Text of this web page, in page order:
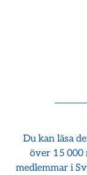
Du kan läsa
över 15 000
medlemmar i